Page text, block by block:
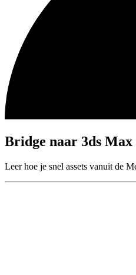
Bridge naar 3ds Max
Leer hoe je snel assets vanuit de